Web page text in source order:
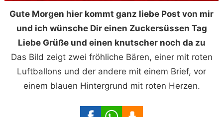
Gute Morgen hier kommt ganz liebe Post von mir
und ich wünsche Dir einen Zuckersüssen Tag
Liebe Grüße und einen knutscher noch da zu
Das Bild zeigt zwei fröhliche Bären, einer mit roten
Luftballons und der andere mit einem Brief, vor
einem blauen Hintergrund mit roten Herzen.